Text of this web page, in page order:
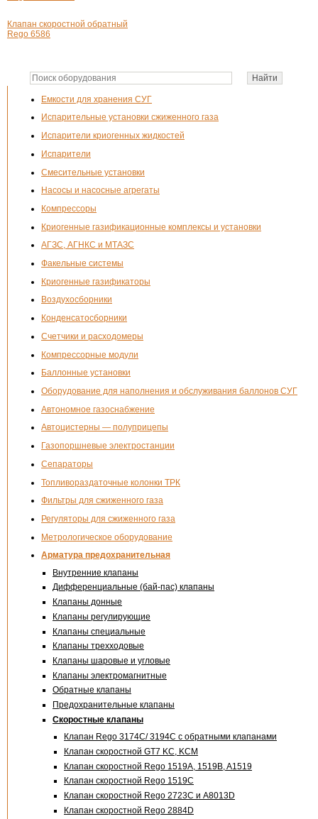
Емкости для хранения СУГ
Испарительные установки сжиженного газа
Испарители криогенных жидкостей
Испарители
Смесительные установки
Насосы и насосные агрегаты
Компрессоры
Криогенные газификационные комплексы и установки
АГЗС, АГНКС и МТАЗС
Факельные системы
Криогенные газификаторы
Воздухосборники
Конденсатосборники
Счетчики и расходомеры
Компрессорные модули
Баллонные установки
Оборудование для наполнения и обслуживания баллонов СУГ
Автономное газоснабжение
Автоцистерны — полуприцепы
Газопоршневые электростанции
Сепараторы
Топливораздаточные колонки ТРК
Фильтры для сжиженного газа
Регуляторы для сжиженного газа
Метрологическое оборудование
Арматура предохранительная
Внутренние клапаны
Дифференциальные (бай-пас) клапаны
Клапаны донные
Клапаны регулирующие
Клапаны специальные
Клапаны трехходовые
Клапаны шаровые и угловые
Клапаны электромагнитные
Обратные клапаны
Предохранительные клапаны
Скоростные клапаны
Клапан Rego 3174С/ 3194С с обратными клапанами
Клапан скоростной GT7 KC, KCM
Клапан скоростной Rego 1519A, 1519B, A1519
Клапан скоростной Rego 1519C
Клапан скоростной Rego 2723C и А8013D
Клапан скоростной Rego 2884D
Клапан скоростной обратный
Rego 6586